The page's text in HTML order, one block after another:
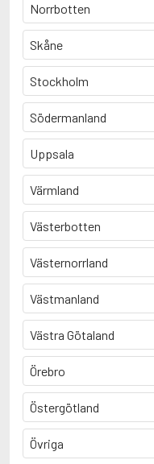
Norrbotten
Skåne
Stockholm
Södermanland
Uppsala
Värmland
Västerbotten
Västernorrland
Västmanland
Västra Götaland
Örebro
Östergötland
Övriga